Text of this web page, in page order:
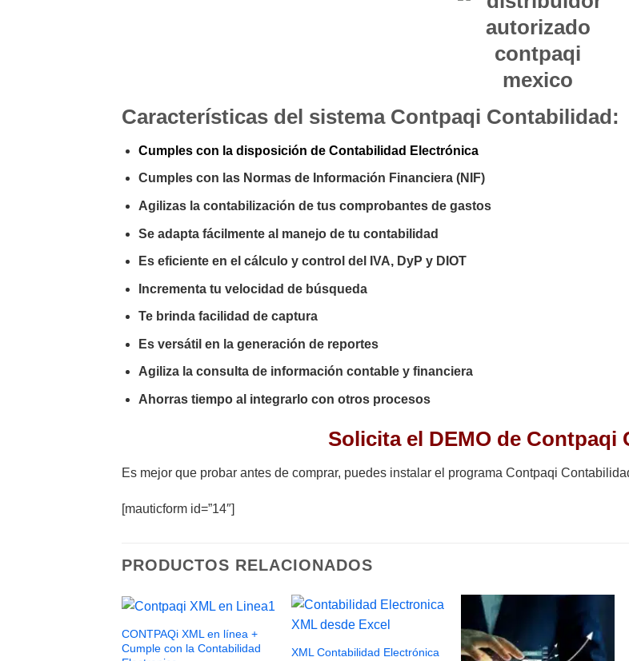
Características del sistema Contpaqi Contabilidad:
Cumples con la disposición de Contabilidad Electrónica
Cumples con las Normas de Información Financiera (NIF)
Agilizas la contabilización de tus comprobantes de gastos
Se adapta fácilmente al manejo de tu contabilidad
Es eficiente en el cálculo y control del IVA, DyP y DIOT
Incrementa tu velocidad de búsqueda
Te brinda facilidad de captura
Es versátil en la generación de reportes
Agiliza la consulta de información contable y financiera
Ahorras tiempo al integrarlo con otros procesos
Solicita el DEMO de Contpaqi
Es mejor que probar antes de comprar, puedes instalar el programa Contpaqi
[mauticform id=”14″]
PRODUCTOS RELACIONADOS
CONTPAQi XML en línea +
Cumple con la Contabilidad
XML Contabilidad Electrónica